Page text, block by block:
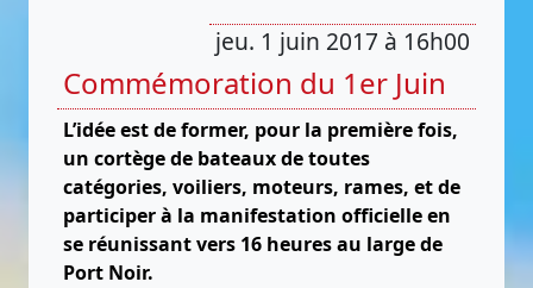
jeu. 1 juin 2017 à 16h00
Commémoration du 1er Juin
L’idée est de former, pour la première fois,
un cortège de bateaux de toutes
catégories, voiliers, moteurs, rames, et de
participer à la manifestation officielle en
se réunissant vers 16 heures au large de
Port Noir.